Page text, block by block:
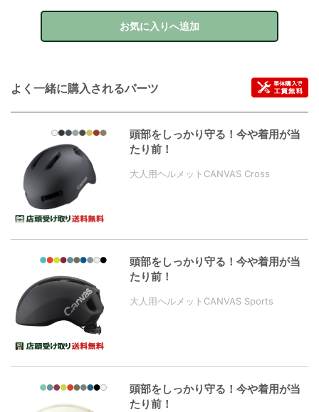
お気に入りへ追加
よく一緒に購入されるパーツ
頭部をしっかり守る！今や着用が当
たり前！
大人用ヘルメットCANVAS Cross
頭部をしっかり守る！今や着用が当
たり前！
大人用ヘルメットCANVAS Sports
頭部をしっかり守る！今や着用が当
たり前！